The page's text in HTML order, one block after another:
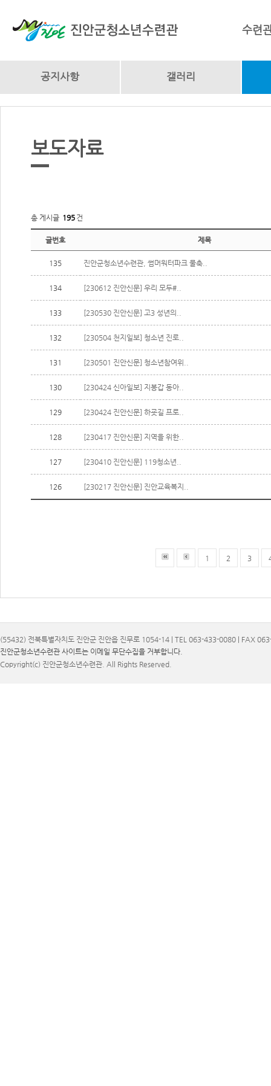
수련
공지사항 갤러리
보도자료
총 게시글 195 건
글번호 제목
135 진안군청소년수련관, 썸머워터파크 물축..
134 [230612 진안신문] 우리 모두#..
133 [230530 진안신문] 고3 성년의..
132 [230504 천지일보] 청소년 진로..
131 [230501 진안신문] 청소년참여위..
130 [230424 신아일보] 지봉갑 동아..
129 [230424 진안신문] 하굣길 프로..
128 [230417 진안신문] 지역을 위한..
127 [230410 진안신문] 119청소년..
126 [230217 진안신문] 진안교육복지..
1 2 3
(55432) 전북특별자치도 진안군 진안읍 진무로 1054-14 | TEL 063-433-0080 | FAX
진안군청소년수련관 사이트는 이메일 무단수집을 거부합니다.
Copyright(c) 진안군청소년수련관. All Rights Reserved.